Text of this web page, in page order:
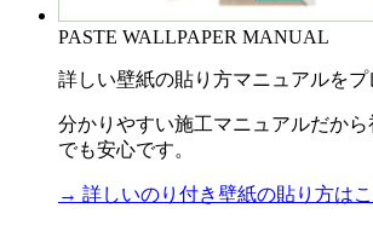
PASTE WALLPAPER MANUAL
詳しい壁紙の貼り方マニュアルをプ
分かりやすい施工マニュアルだか
でも安心です。
→ 詳しいのり付き壁紙の貼り方は